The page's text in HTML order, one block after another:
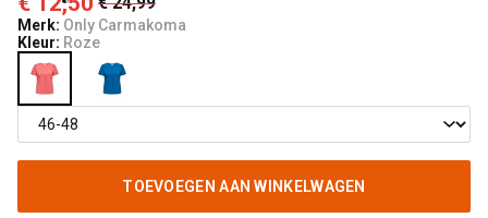
Merk: Only Carmakoma
Kleur: Roze
TOEVOEGEN AAN WINKELWAGEN